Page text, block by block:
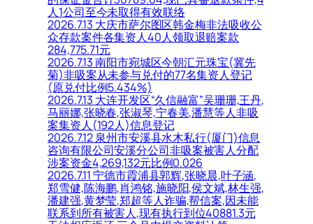
人1公司至今未取得有效联络
2026.7.13 大庆市萨尔图区韩金梅非法吸收公
众存款案件各集资人40人领取退赔案款
284,775.71元
2026.7.13 南阳市宛城区今朝汇元珠宝(冀先
菊)非吸案从未参与兑付的77名集资人登记
(原兑付比例5.434%)
2026.7.13 大连开发区“久信融富”吴珊珊,王丹,
马丽娜,张晓春,张淑琴,宁春美,潘慧等人非吸
案集资人(192人)信息登记
2026.7.12 泉州市安溪县水木私行(厦门)信息
咨询有限公司安溪分公司非吸案被害人分配
涉案资金4,269,132元比例0.026
2026.7.11 宁德市霞浦县郭辉,张晓晨,叶子涵,
郑雪健,陈海鹏,肖鸿铭,施晓阳,侯文斌,林生强,
潘建强,黄梦莹,郑超等人诈骗,帮信案,因未能
联系到所有被害人,现有执行到位40881.3元